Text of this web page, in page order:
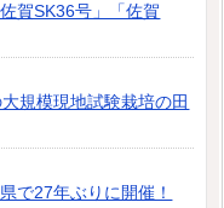
賀SK36号」「佐賀
規模現地試験栽培の田
で27年ぶりに開催！